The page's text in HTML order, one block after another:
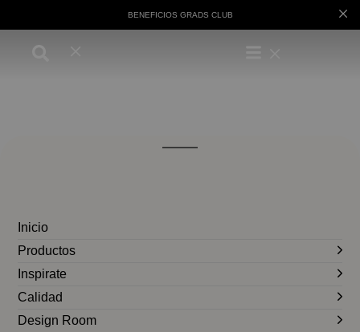
BENEFICIOS GRADS CLUB
Inicio
Productos
Inspirate
Calidad
Design Room